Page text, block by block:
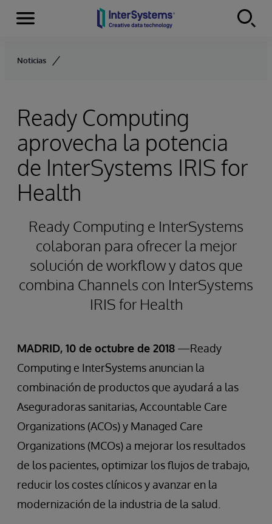
Skip to content
Secciones
Noticias
Ready Computing
aprovecha la potencia
de InterSystems IRIS for
Health
Ready Computing e InterSystems
colaboran para ofrecer la mejor
solución de workflow y datos que
combina Channels con InterSystems
IRIS for Health
MADRID, 10 de octubre de 2018 —Ready
Computing e InterSystems anuncian la
combinación de productos que ayudará a las
Aseguradoras sanitarias, Accountable Care
Organizations (ACOs) y Managed Care
Organizations (MCOs) a mejorar los resultados
de los pacientes, optimizar los flujos de trabajo,
reducir los costes clínicos y avanzar en la
modernización de la industria de la salud.